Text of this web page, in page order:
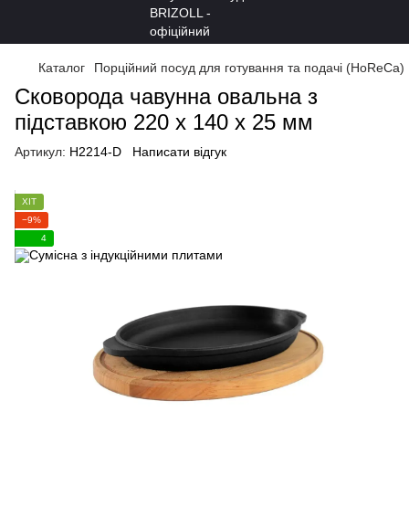
Каталог Порційний посуд для готування та подачі (HoReCa)
Сковорода чавунна овальна з
підставкою 220 х 140 х 25 мм
Артикул: H2214-D Написати відгук
ХІТ
−9%
4